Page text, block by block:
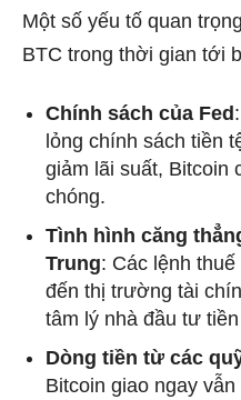
Một số yếu tố quan
BTC trong thời gian tới
Chính sách của Fed
lỏng chính sách tiền
giảm lãi suất, Bitcoin
chóng.
Tình hình căng
Trung: Các lệnh
đến thị trường tài
tâm lý nhà đầu tư
Dòng tiền từ các
Bitcoin giao ngay